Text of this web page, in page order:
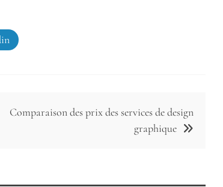
Comparaison des prix des services de design
graphique